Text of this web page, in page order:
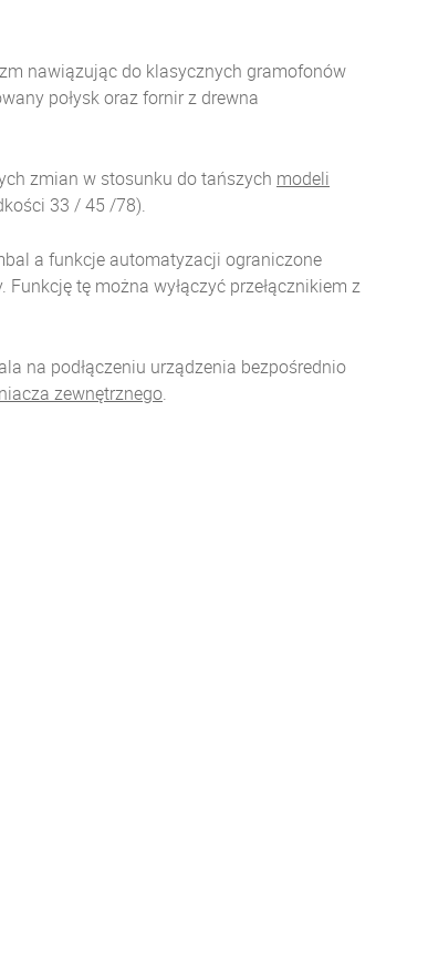
nawiązując do klasycznych gramofonów
połysk oraz fornir z drewna
zmian w stosunku do tańszych modeli
33 / 45 /78).
a funkcje automatyzacji ograniczone
tę można wyłączyć przełącznikiem z
na podłączeniu urządzenia bezpośrednio
zewnętrznego.